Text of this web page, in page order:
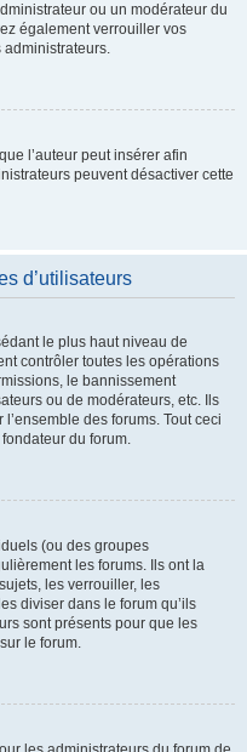
ou un modérateur du
également verrouiller vos
administrateurs.
l’auteur peut insérer afin
peuvent désactiver cette
d’utilisateurs
le plus haut niveau de
contrôler toutes les opérations
le bannissement
ou de modérateurs, etc. Ils
des forums. Tout ceci
du forum.
(ou des groupes
les forums. Ils ont la
les verrouiller, les
diviser dans le forum qu’ils
sont présents pour que les
le forum.